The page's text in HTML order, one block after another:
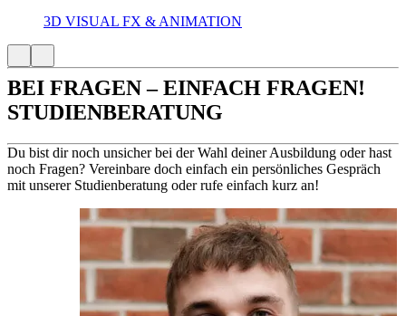
3D VISUAL FX & ANIMATION
BEI FRAGEN – EINFACH FRAGEN!
STUDIENBERATUNG
Du bist dir noch unsicher bei der Wahl deiner Ausbildung oder hast
noch Fragen? Vereinbare doch einfach ein persönliches Gespräch
mit unserer Studienberatung oder rufe einfach kurz an!